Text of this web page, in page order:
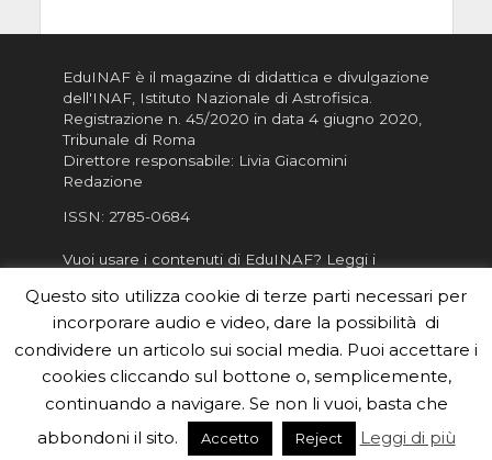
EduINAF è il magazine di didattica e divulgazione
dell'INAF, Istituto Nazionale di Astrofisica
Registrazione n. 45/2020 in data 4 giugno 2020,
Tribunale di Roma
Direttore responsabile: Livia Giacomini
Redazione
ISSN: 2785-0684
Vuoi usare i contenuti di EduINAF? Leggi i
Informativa sulla Privacy
Informatva sui Cookie
Per la rubrica de l'Astronomo risponde, per
inviarci le tue foto o i tuoi contributi, scrivici a
redazione.edu [chiocciola] inaf.it oppure
il form
Questo sito utilizza cookie di terze parti necessari per
incorporare audio e video, dare la possibilità di
condividere un articolo sui social media. Puoi accettare i
cookies cliccando sul bottone o, semplicemente,
continuando a navigare. Se non li vuoi, basta che
abbondoni il sito.
Accetto Reject Leggi di più